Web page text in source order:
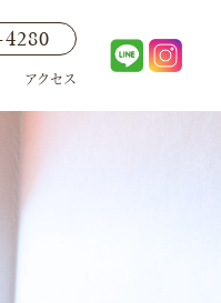
アクセス